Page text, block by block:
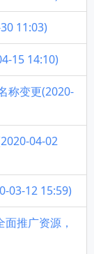
11:03)
15 14:10)
称变更(2020-
04-02
03-12 15:59)
推广资源，